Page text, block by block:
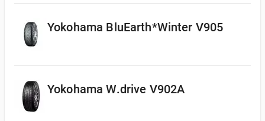
Yokohama BluEarth*Winter V905
Yokohama W.drive V902A